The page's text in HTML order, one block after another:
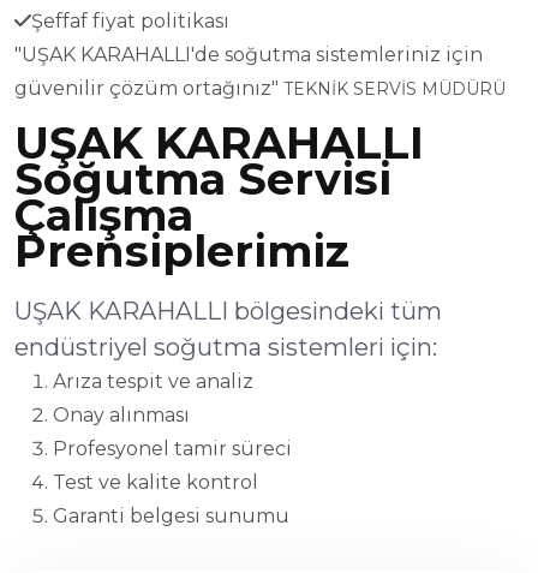
Şeffaf fiyat politikası
"UŞAK KARAHALLI'de soğutma sistemleriniz için
güvenilir çözüm ortağınız" TEKNİK SERVİS MÜDÜRÜ
UŞAK KARAHALLI
Soğutma Servisi
Çalışma
Prensiplerimiz
UŞAK KARAHALLI bölgesindeki tüm
endüstriyel soğutma sistemleri için:
Arıza tespit ve analiz
Onay alınması
Profesyonel tamir süreci
Test ve kalite kontrol
Garanti belgesi sunumu